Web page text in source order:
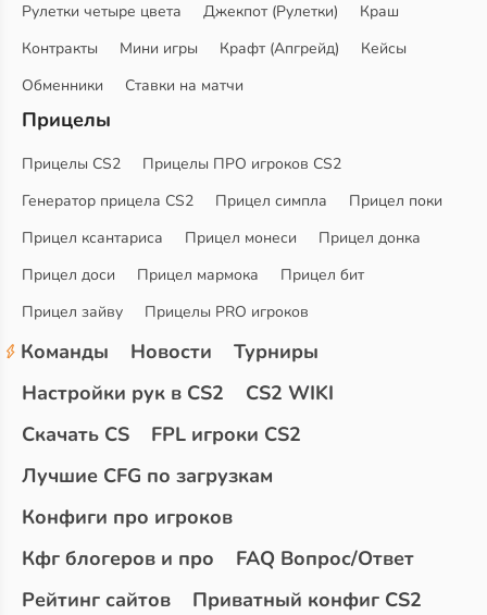
Рулетки четыре цвета
Джекпот (Рулетки)
Краш
Контракты
Мини игры Крафт (Апгрейд)
Кейсы
Обменники
Ставки на матчи
Прицелы
Прицелы CS2
Прицелы ПРО игроков CS2
Генератор прицела CS2
Прицел симпла
Прицел поки
Прицел ксантариса
Прицел монеси
Прицел донка
Прицел доси
Прицел мармока
Прицел бит
Прицел зайву
Прицелы PRO игроков
Команды Новости
Турниры
Настройки рук в CS2
CS2 WIKI
Скачать CS
FPL игроки CS2
Лучшие CFG по загрузкам
Конфиги про игроков
Кфг блогеров и про
FAQ Вопрос/Ответ
Рейтинг сайтов
Приватный конфиг CS2